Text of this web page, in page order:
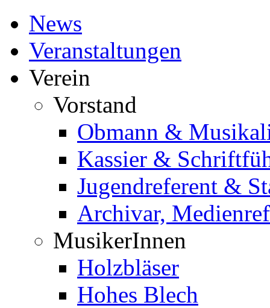
News
Veranstaltungen
Verein
Vorstand
Obmann &
Kassier &
Jugendreferent &
Archivar,
MusikerInnen
Holzbläser
Hohes Blech